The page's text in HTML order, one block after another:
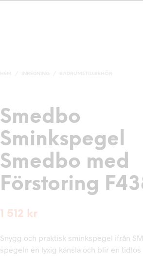
Smedbo
Sminkspegel
Smedbo med
Förstoring
1 512 kr
Snygg och praktisk sminkspegel ifrån
spegeln en lyxig känsla och blir en tidlös